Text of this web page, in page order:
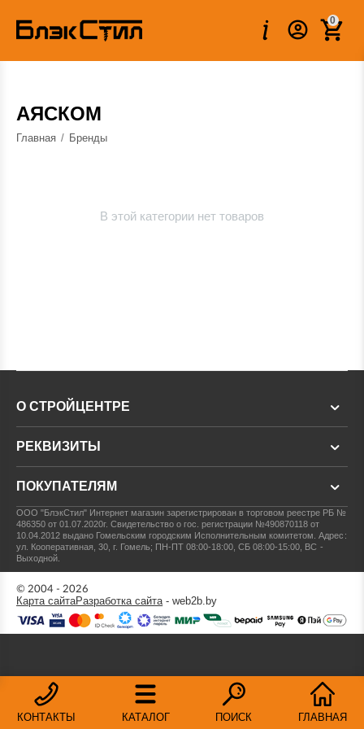
0
АЯСКОМ
Главная / Бренды
В этой категории нет товаров
КОНТАКТЫ КАТАЛОГ ПОИСК ГЛАВНАЯ
О СТРОЙЦЕНТРЕ
РЕКВИЗИТЫ
ПОКУПАТЕЛЯМ
ООО "БлэкСтил" Интернет магазин зарегистрирован в торговом реестре РБ №
486350 от 01.07.2020г.Свидетельство о гос. регистрации №490870118 от
10.04.2012 выдано Гомельским городским Исполнительным комитетом.Адрес:
ул. Кооперативная, 30, г. Гомель; ПН-ПТ 08:00-18:00, СБ 08:00-15:00, ВС -
Выходной.
© 2004 - 2026
Карта сайтаРазработка сайта- web2b.by